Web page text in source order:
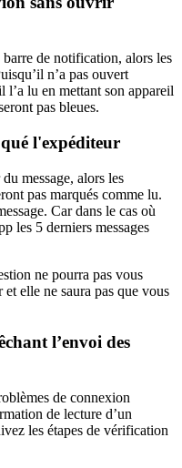
de notification, alors les
n’a pas ouvert
lu en mettant son appareil
pas bleues.
l'expéditeur
message, alors les
pas marqués comme lu.
Car dans le cas où
les 5 derniers messages
ne pourra pas vous
elle ne saura pas que vous
l’envoi des
de connexion
de lecture d’un
les étapes de vérification